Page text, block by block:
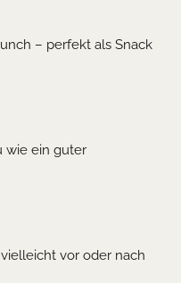
– perfekt als Snack
wie ein guter
vor oder nach